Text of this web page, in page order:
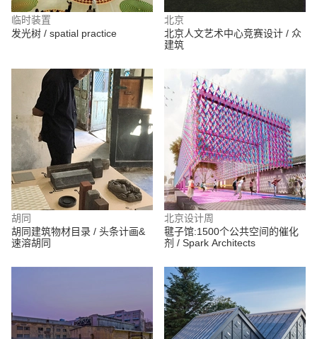
临时装置
发光树 / spatial practice
北京
北京人文艺术中心竞赛设计 / 众
建筑
胡同
胡同建筑物材目录 / 头条计画&
速溶胡同
北京设计周
毽子馆:1500个公共空间的催化
剂 / Spark Architects